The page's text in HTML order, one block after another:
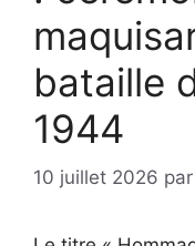
bataille
1944
10 juillet 2026 par